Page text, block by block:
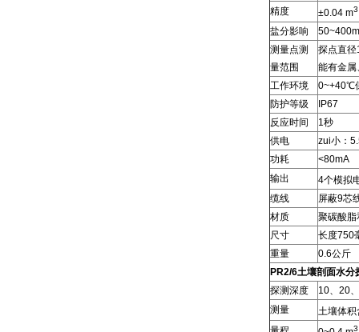
精度
±0.04 m3
盐分影响
测量点测
量范围
探点直
能有金属
工作环境
0~+40℃
防护等级
IP67
反应时间
1秒
供电
zui小：
功耗
<80mA
输出
4个模拟
缆线
屏蔽9芯
材质
聚碳酸脂
尺寸
长度750
重量
0.6公斤
PR2/6土壤剖面水分
探测深度
10、20
测量
土壤体
3